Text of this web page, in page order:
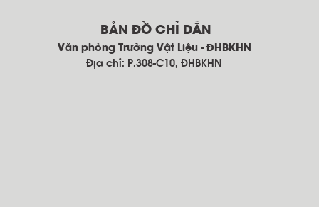
BẢN ĐỒ CHỈ DẪN
Văn phòng Trường Vật Liệu - ĐHBKHN
Địa chỉ: P.308-C10, ĐHBKHN